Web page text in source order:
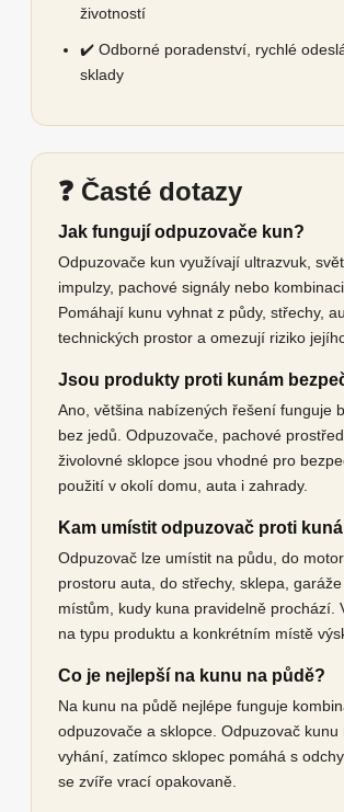
životností
✔️ Odborné poradenství, rychlé
sklady
❓ Časté dotazy
Jak fungují odpuzovače kun?
Odpuzovače kun využívají ultrazvuk,
impulzy, pachové signály nebo
Pomáhají kunu vyhnat z půdy, střechy,
technických prostor a omezují riziko
Jsou produkty proti kunám
Ano, většina nabízených řešení funguje
bez jedů. Odpuzovače, pachové
živolovné sklopce jsou vhodné pro
použití v okolí domu, auta i zahrady.
Kam umístit odpuzovač proti
Odpuzovač lze umístit na půdu, do
prostoru auta, do střechy, sklepa,
místům, kudy kuna pravidelně prochází.
na typu produktu a konkrétním místě
Co je nejlepší na kunu na půdě?
Na kunu na půdě nejlépe funguje
odpuzovače a sklopce. Odpuzovač kunu
vyhání, zatímco sklopec pomáhá s
se zvíře vrací opakovaně.